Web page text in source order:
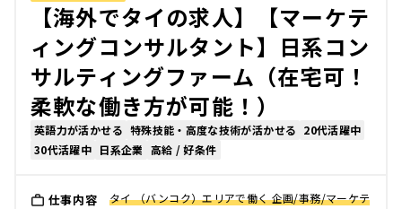
【海外でタイの求人】【マーケテ
ィングコンサルタント】日系コン
サルティングファーム（在宅可！
柔軟な働き方が可能！）
英語力が活かせる 特殊技能・高度な技術が活かせる 20代活躍中
30代活躍中 日系企業 高給 / 好条件
仕事内容
タイ （バンコク）エリアで働く 企画/事務/マーケテ